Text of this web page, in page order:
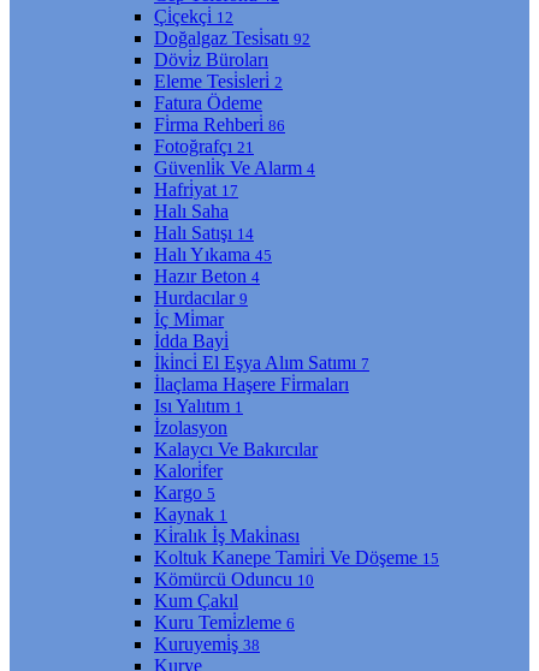
Çi̇çekçi̇ 12
Doğalgaz Tesi̇satı 92
Dövi̇z Büroları
Eleme Tesi̇sleri̇ 2
Fatura Ödeme
Fi̇rma Rehberi̇ 86
Fotoğrafçı 21
Güvenli̇k Ve Alarm 4
Hafri̇yat 17
Halı Saha
Halı Satışı 14
Halı Yıkama 45
Hazır Beton 4
Hurdacılar 9
İç Mi̇mar
İdda Bayi̇
İki̇nci̇ El Eşya Alım Satımı 7
İlaçlama Haşere Fi̇rmaları
Isı Yalıtım 1
İzolasyon
Kalaycı Ve Bakırcılar
Kalori̇fer
Kargo 5
Kaynak 1
Ki̇ralık İş Maki̇nası
Koltuk Kanepe Tami̇ri̇ Ve Döşeme 15
Kömürcü Oduncu 10
Kum Çakıl
Kuru Temi̇zleme 6
Kuruyemi̇ş 38
Kurye